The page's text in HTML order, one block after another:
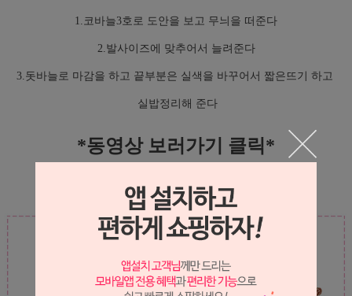
1.코바늘3호로 도안을 보고 무늬을 떠준다
2.발사이즈에 맞추어서 늘려준다
3.돗바늘로 마감을 하고 끝부분은 실색을 바꾸어서 짧은뜨기 하고
실밥정리해 준다
*동영상 보러가기 클릭*